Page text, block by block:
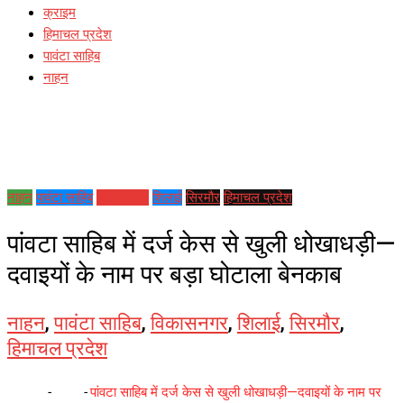
क्राइम
हिमाचल प्रदेश
पावंटा साहिब
नाहन
नाहन पावंटा साहिब शिलाई सिरमौर हिमाचल प्रदेश
पांवटा साहिब में दर्ज केस से खुली धोखाधड़ी—
दवाइयों के नाम पर बड़ा घोटाला बेनकाब
नाहन,पावंटा साहिब,विकासनगर,शिलाई,सिरमौर,
हिमाचल प्रदेश
- -पांवटा साहिब में दर्ज केस से खुली धोखाधड़ी—दवाइयों के नाम पर